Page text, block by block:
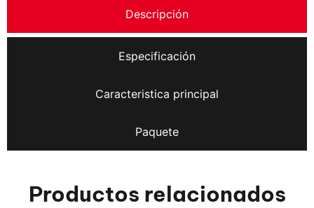
Descripción
Especificación
Caracteristica principal
Paquete
Productos relacionados